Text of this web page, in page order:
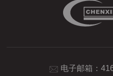
电子邮箱：